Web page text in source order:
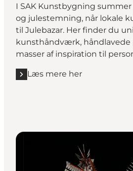
I SAK Kunstbygning
og julestemning, når lokale
til Julebazar. Her finder du
kunsthåndværk,
masser af inspiration til
Læs mere her